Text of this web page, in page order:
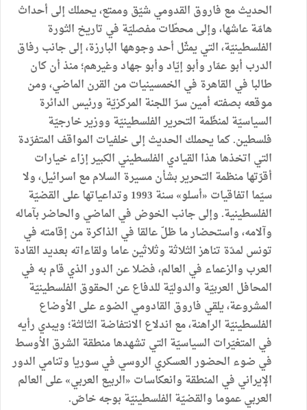
الحديثمع فاروق القدوميشيّق وممتع،يحملكإلى أحداث
هامّةعاشها،وإلىمحطّاتمفصليّة في تاريخ الثورة
الفلسطينيّة،التييمثّل أحدوجوهها البارزة،إلىجانب رفاق
الدرب أبوعمّاروأبوإيّادوأبوجهادوغيرهم؛منذأنكان
طالبا في القاهرة في الخمسينياتمن القرن الماضي،ومن
موقعه بصفته أمينسرّاللجنة المركزيّة ورئيس الدائرة
السياسيّة لمنظّمة التحريرالفلسطينيّة ووزيرخارجيّة
فلسطين.كمايحملك الحديثإلىخلفيات المواقف المتفرّدة
التي اتخذها هذا القيادي الفلسطيني الكبيرإزاءخيارات
أقرّتهامنظمة التحريربشأنمسيرة السلاممع اسرائيل،ولا
سيّما اتفاقيات «أسلو»سنة 1993 وتداعياتهاعلى القضيّة
الفلسطينية.وإلىجانب الخوض في الماضي والحاضربآماله
وآلامه،واستحضارماظلّعالقا في الذاكرةمنإقامته في
تونس لمدّة تناهزالثلاثة وثلاثينعاما ولقاءاته بعديدالقادة
العرب والزعماء في العالم،فضلاعن الدورالذي قام به في
المحافل العربيّة والدوليّة للدفاععن الحقوق الفلسطينيّة
المشروعة،يلقي فاروق القادومي الضوءعلى الأوضاع
الفلسطينيّة الراهنة،مع اندلاع الانتفاضة الثالثة؛ ويبدي رأيه
في المتغيّرات السياسيّة التي تشهدهامنطقة الشرق الأوسط
في ضوء الحضورالعسكري الروسي فيسوريا وتنامي الدور
الإيراني في المنطقة وانعكاسات «الربيع العربي»على العالم
العربيعموما والقضيّة الفلسطينيّة بوجهخاصّ.